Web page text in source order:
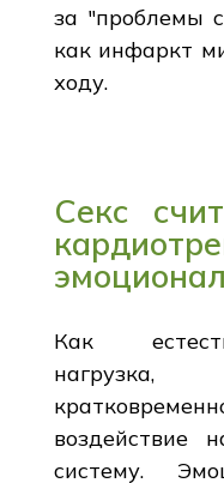
за "проблемы
как инфаркт
ходу.
Секс
Как
воздействие
систему.